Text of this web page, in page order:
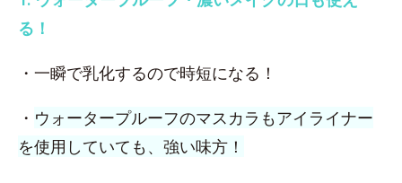
る！
・一瞬で乳化するので時短になる！
・ ウォータープルーフのマスカラもアイライナー
を使用していても、強い味方！